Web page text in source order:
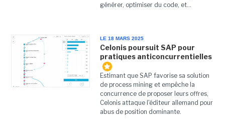
générer, optimiser du code, et...
LE 18 MARS 2025
Celonis poursuit SAP pour
pratiques anticoncurrentielles
Estimant que SAP favorise sa solution
de process mining et empêche la
concurrence de proposer leurs offres,
Celonis attaque l'éditeur allemand pour
abus de position dominante.